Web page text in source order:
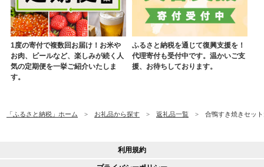
1度の寄付で複数回お届け！お米や
お肉、ビールなど、楽しみが続く人
気の定期便を一挙ご紹介いたしま
す。
ふるさと納税を通じて復興支援を！
代理寄付も受付中です。温かいご支
援、お待ちしております。
「ふるさと納税」ホーム お礼品から探す 返礼品一覧 合鴨すき焼きセッ
利用規約